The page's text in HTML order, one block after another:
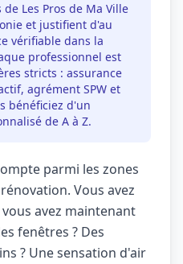
Les Pros de Ma Ville
et justifient d'au
vérifiable dans la
professionnel est
stricts : assurance
agrément SPW et
bénéficiez d'un
de A à Z.
parmi les zones
Vous avez
avez maintenant
fenêtres ? Des
? Une sensation d'air